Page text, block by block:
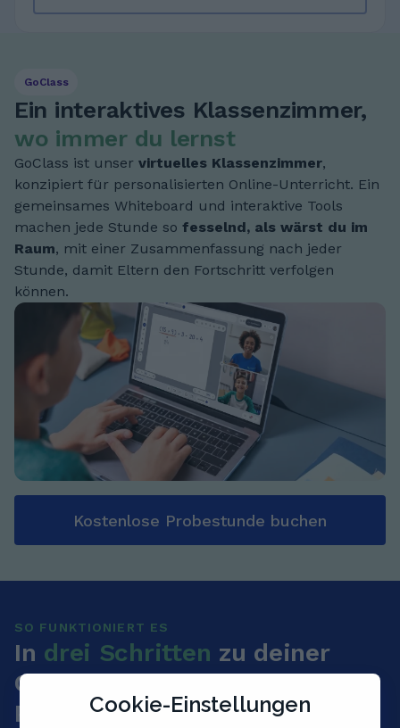
GoClass
Ein interaktives Klassenzimmer,
wo immer du lernst
GoClass ist unser virtuelles Klassenzimmer,
konzipiert für personalisierten Online-Unterricht. Ein
gemeinsames Whiteboard und interaktive Tools
machen jede Stunde so fesselnd, als wärst du im
Raum, mit einer Zusammenfassung nach jeder
Stunde, damit Eltern den Fortschritt verfolgen
können.
Kostenlose Probestunde buchen
SO FUNKTIONIERT ES
In drei Schritten zu deiner
Online-Nachhilfe oder
Präsenzunterricht
Cookie-Einstellungen